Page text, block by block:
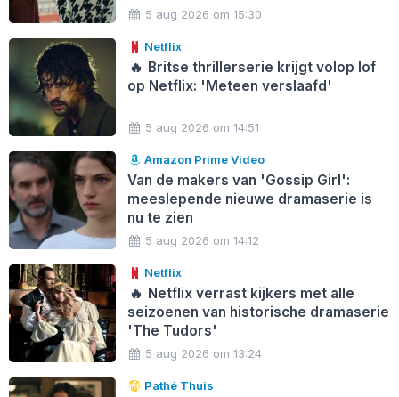
5 aug 2026 om 15:30
Netflix
🔥 Britse thrillerserie krijgt volop lof
op Netflix: 'Meteen verslaafd'
5 aug 2026 om 14:51
Amazon Prime Video
Van de makers van 'Gossip Girl':
meeslepende nieuwe dramaserie is
nu te zien
5 aug 2026 om 14:12
Netflix
🔥 Netflix verrast kijkers met alle
seizoenen van historische dramaserie
'The Tudors'
5 aug 2026 om 13:24
Pathé Thuis